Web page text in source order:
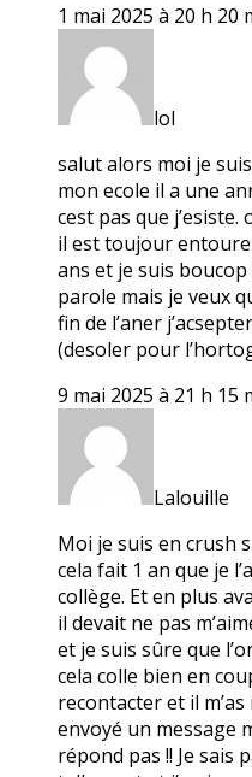
1 mai 2025 à 20 h 20
lol
salut alors moi je
mon ecole il a une
cest pas que
il est toujour
ans et je suis
parole mais je veux
fin de l’aner
(desoler pour
9 mai 2025 à 21 h 15
Lalouille
Moi je suis en crush
cela fait 1 an que je
collège. Et en plus
il devait ne pas
et je suis sûre que
cela colle bien en
recontacter et il
envoyé un message
répond pas !! Je sais